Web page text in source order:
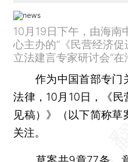
10月19日下午，由海南
心主办的“《民营经济促
立法建言专家研讨会”在
作为中国首部专门
法律，10月10日，《
见稿）》（以下简称草
关注。